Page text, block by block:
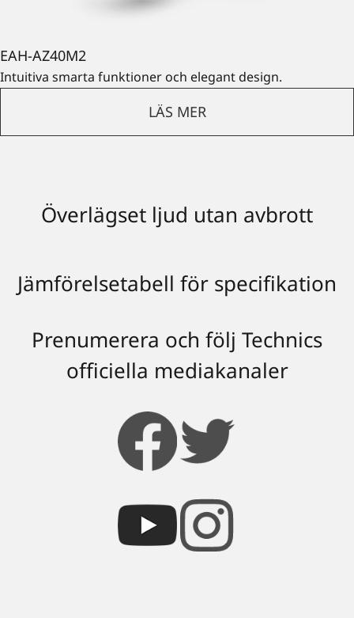
EAH-AZ40M2
Intuitiva smarta funktioner och elegant design.
LÄS MER
Överlägset ljud utan avbrott
Jämförelsetabell för specifikation
Prenumerera och följ Technics
officiella mediakanaler